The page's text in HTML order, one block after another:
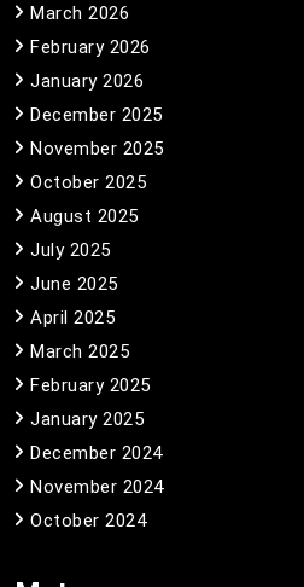
March 2026
February 2026
January 2026
December 2025
November 2025
October 2025
August 2025
July 2025
June 2025
April 2025
March 2025
February 2025
January 2025
December 2024
November 2024
October 2024